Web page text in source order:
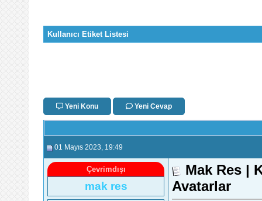
Kullanıcı Etiket Listesi
Yeni Konu Yeni Cevap
01 Mayıs 2023 , 19:49
Çevrimdışı
mak res
Mak Res |
Avatarlar